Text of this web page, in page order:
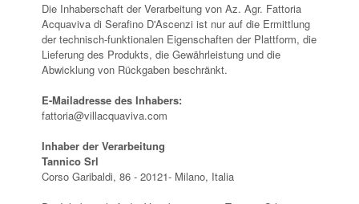
Die Inhaberschaft der Verarbeitung von Az. Agr. Fattoria
Acquaviva di Serafino D'Ascenzi ist nur auf die Ermittlung
der technisch-funktionalen Eigenschaften der Plattform, die
Lieferung des Produkts, die Gewährleistung und die
Abwicklung von Rückgaben beschränkt.
E-Mailadresse des Inhabers:
fattoria@villacquaviva.com
Inhaber der Verarbeitung
Tannico Srl
Corso Garibaldi, 86 - 20121- Milano, Italia